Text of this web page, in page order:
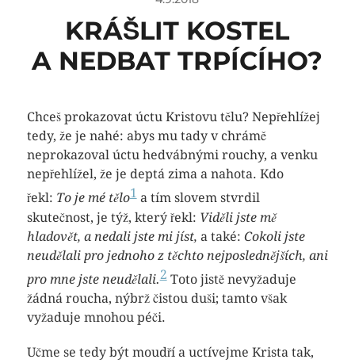
KRÁŠLIT KOSTEL
A NEDBAT TRPÍCÍHO?
Chceš prokazovat úctu Kristovu tělu? Nepřehlížej
tedy, že je nahé: abys mu tady v chrámě
neprokazoval úctu hedvábnými rouchy, a venku
nepřehlížel, že je deptá zima a nahota. Kdo
řekl: To je mé tělo1a tím slovem stvrdil
skutečnost, je týž, který řekl: Viděli jste mě
hladovět, a nedali jste mi jíst, a také: Cokoli jste
neudělali pro jednoho z těchto nejposlednějších, ani
pro mne jste neudělali.2Toto jistě nevyžaduje
žádná roucha, nýbrž čistou duši; tamto však
vyžaduje mnohou péči.
Učme se tedy být moudří a uctívejme Krista tak,